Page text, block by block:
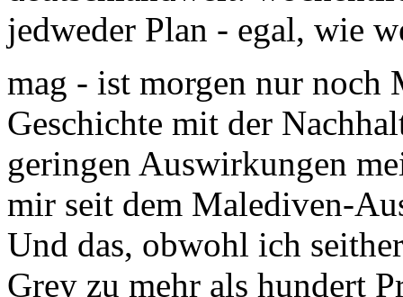
mag - ist morgen nur noch
Geschichte mit der
geringen Auswirkungen
mir seit dem Malediven-
Und das, obwohl ich
Grey zu mehr als hundert